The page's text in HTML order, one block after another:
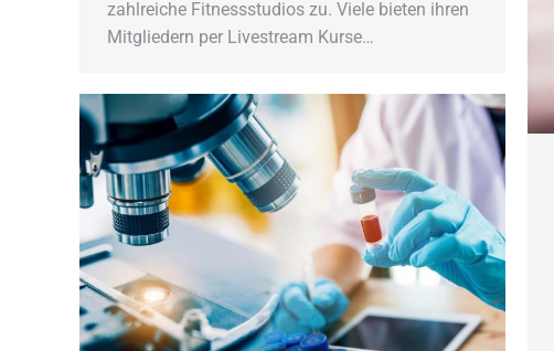
zahlreiche Fitnessstudios zu. Viele bieten ihren
Mitgliedern per Livestream Kurse…